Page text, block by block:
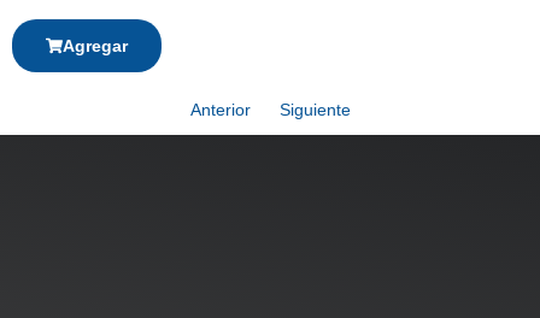
Agregar
Anterior Siguiente